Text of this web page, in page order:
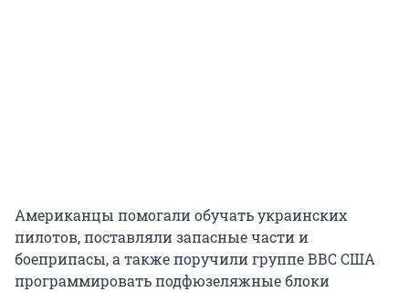
Американцы помогали обучать украинских
пилотов, поставляли запасные части и
боеприпасы, а также поручили группе ВВС США
программировать подфюзеляжные блоки